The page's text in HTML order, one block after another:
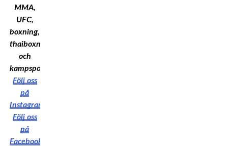
MMA,
UFC,
boxning,
thaiboxning
och
kampsport!
Följ oss
på
Instagram
Följ oss
på
Facebook